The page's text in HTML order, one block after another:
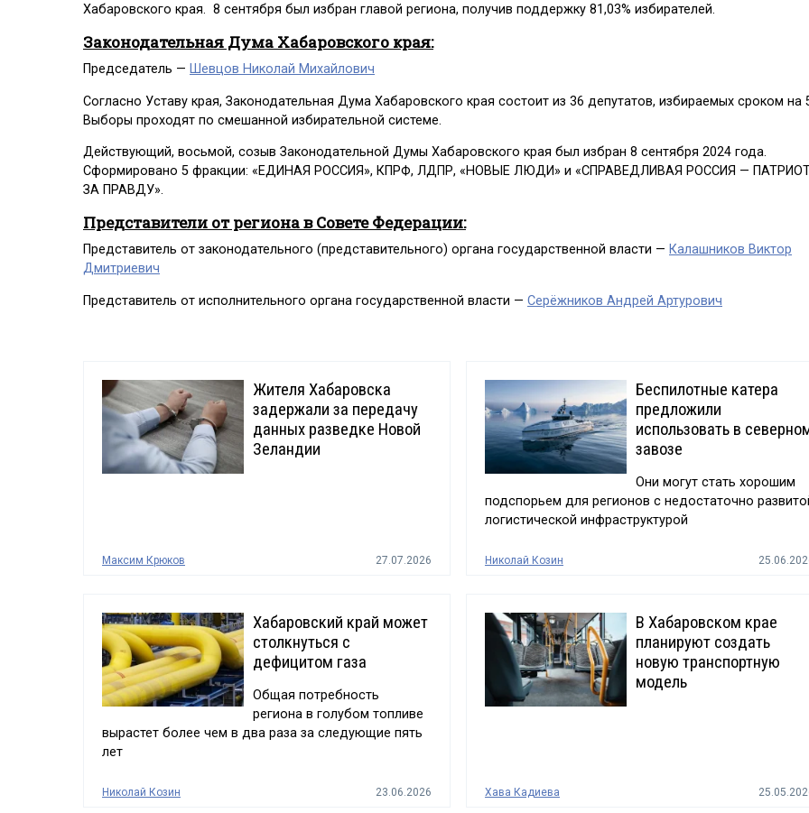
Хабаровского края. 8 сентября был избран главой региона, получив поддержку 81,03% избирателей.
Законодательная Дума Хабаровского края:
Председатель — Шевцов Николай Михайлович
Согласно Уставу края, Законодательная Дума Хабаровского края состоит из 36 депутатов, избираемых сроком на
Выборы проходят по смешанной избирательной системе.
Действующий, восьмой, созыв Законодательной Думы Хабаровского края был избран 8 сентября 2024 года.
Сформировано 5 фракции: «ЕДИНАЯ РОССИЯ», КПРФ, ЛДПР, «НОВЫЕ ЛЮДИ» и «СПРАВЕДЛИВАЯ РОССИЯ —
ЗА ПРАВДУ».
Представители от региона в Совете Федерации:
Представитель от законодательного (представительного) органа государственной власти — Калашников Виктор
Дмитриевич
Представитель от исполнительного органа государственной власти — Серёжников Андрей Артурович
Жителя Хабаровска
задержали за передачу
данных разведке Новой
Зеландии
Максим Крюков 27.07.2026
Беспилотные катера
предложили
использовать в
завозе
Они могут стать хорошим
подспорьем для регионов с недостаточно
логистической инфраструктурой
Николай Козин
Хабаровский край может
столкнуться с
дефицитом газа
Общая потребность
региона в голубом топливе
вырастет более чем в два раза за следующие пять
лет
Николай Козин 23.06.2026
В Хабаровском крае
планируют создать
новую транспортную
модель
Хава Кадиева